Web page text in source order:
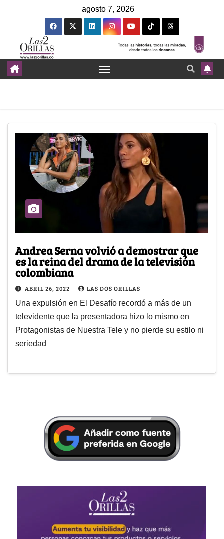
agosto 7, 2026
Andrea Serna volvió a demostrar que
es la reina del drama de la televisión
colombiana
ABRIL 26, 2022 LAS DOS ORILLAS
Una expulsión en El Desafío recordó a más de un
televidente que la presentadora hizo lo mismo en
Protagonistas de Nuestra Tele y no pierde su estilo ni
seriedad